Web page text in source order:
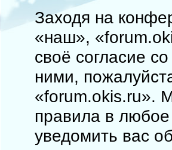
Заходя на
«наш»,
своё согласие
ними,
«forum.okis.ru».
правила в
уведомить вас